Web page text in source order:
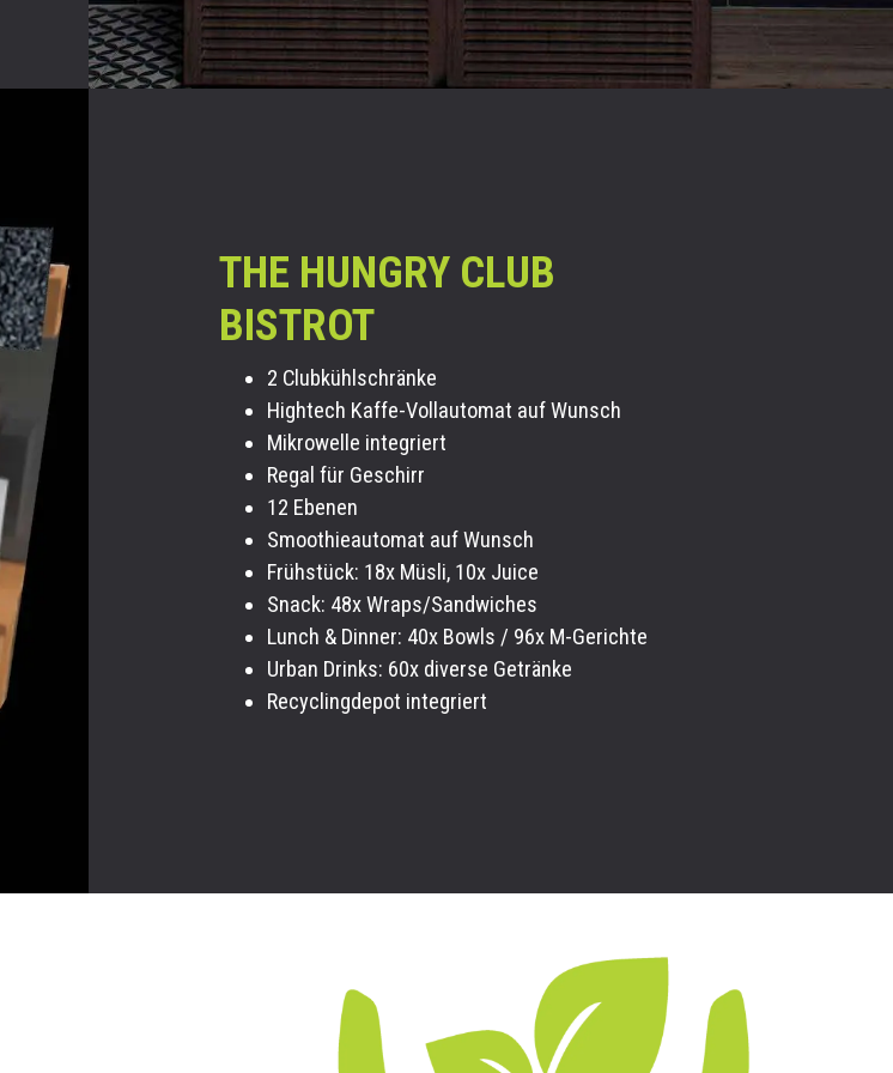
THE HUNGRY CLUB
BISTROT
2 Clubkühlschränke
Hightech Kaffe-Vollautomat auf Wunsch
Mikrowelle integriert
Regal für Geschirr
12 Ebenen
Smoothieautomat auf Wunsch
Frühstück: 18x Müsli, 10x Juice
Snack: 48x Wraps/Sandwiches
Lunch & Dinner: 40x Bowls / 96x M-Gerichte
Urban Drinks: 60x diverse Getränke
Recyclingdepot integriert